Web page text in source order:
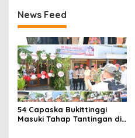
News Feed
54 Capaska Bukittinggi
Masuki Tahap Tantingan di